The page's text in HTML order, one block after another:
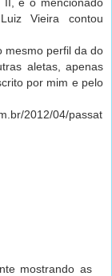
Vieira contou
mesmo perfil da do
aletas, apenas
por mim e pelo
2012/04/passat
mostrando as